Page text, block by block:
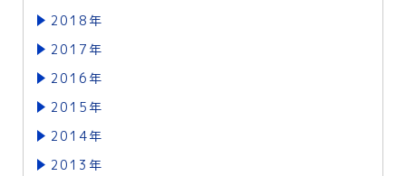
2018年
2017年
2016年
2015年
2014年
2013年